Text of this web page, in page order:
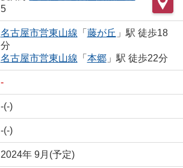
5
名古屋市営東山線 「 藤が丘 」駅 徒歩18
分
名古屋市営東山線 「 本郷」駅 徒歩22分
-
-(-)
-(-)
2024年 9月(予定)